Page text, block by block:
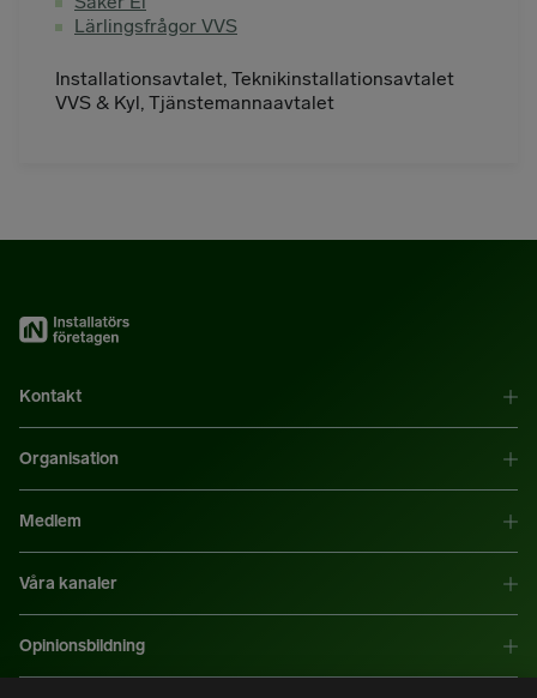
Lärlingsfrågor VVS
Installationsavtalet, Teknikinstallationsavtalet
VVS & Kyl, Tjänstemannaavtalet
Kontakt
Organisation
Medlem
Våra kanaler
Opinionsbildning